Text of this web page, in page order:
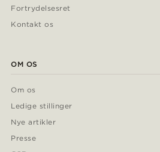
Fortrydelsesret
Kontakt os
OM OS
Om os
Ledige stillinger
Nye artikler
Presse